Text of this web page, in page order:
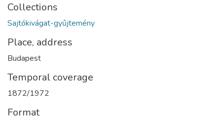
Collections
Sajtókivágat-gyűjtemény
Place, address
Budapest
Temporal coverage
1872/1972
Format